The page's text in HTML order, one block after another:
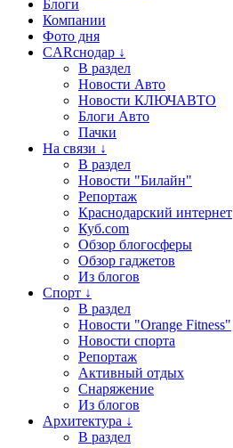
Блоги
Компании
Фото дня
CARснодар ↓
В раздел
Новости Авто
Новости КЛЮЧАВТО
Блоги Авто
Пачки
На связи ↓
В раздел
Новости "Билайн"
Репортаж
Краснодарский интернет
Куб.com
Обзор блогосферы
Обзор гаджетов
Из блогов
Спорт ↓
В раздел
Новости "Orange Fitness"
Новости спорта
Репортаж
Активный отдых
Снаряжение
Из блогов
Архитектура ↓
В раздел